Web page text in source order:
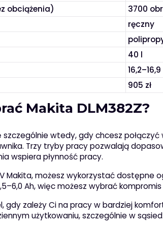
obciążenia)
3700
ręczny
40 l
905 zł
Makita DLM382Z?
szczególnie wtedy, gdy chcesz
Trzy tryby pracy pozwalają
wspiera płynność pracy.
Makita, możesz wykorzystać dostępne
Ah, więc możesz wybrać
zależy Ci na pracy w bardziej
użytkowaniu, szczególnie w